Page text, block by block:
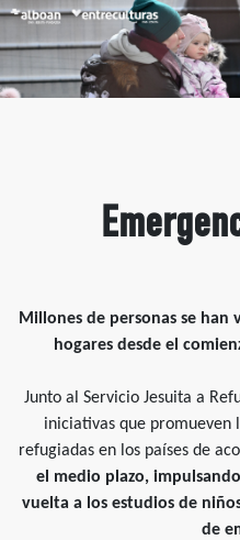
Millones de personas se han
hogares desde el
Junto al Servicio Jesuita a
iniciativas que promueven
refugiadas en los países de
el medio plazo,
vuelta a los estudios de
de